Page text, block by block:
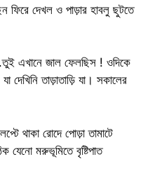
ফিরে দেখল ও পাড়ার হাবলু ছুটতে
এখানে জাল ফেলছিস ! ওদিকে
দেখিনি তাড়াতাড়ি যা। সকালের
থাকা রোদে পোড়া তামাটে
যেনো মরুভূমিতে বৃষ্টিপাত